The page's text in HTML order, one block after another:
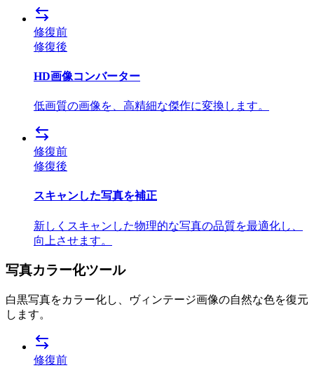
修復前
修復後
HD画像コンバーター
低画質の画像を、高精細な傑作に変換します。
修復前
修復後
スキャンした写真を補正
新しくスキャンした物理的な写真の品質を最適化し、
向上させます。
写真カラー化ツール
白黒写真をカラー化し、ヴィンテージ画像の自然な色を復元
します。
修復前